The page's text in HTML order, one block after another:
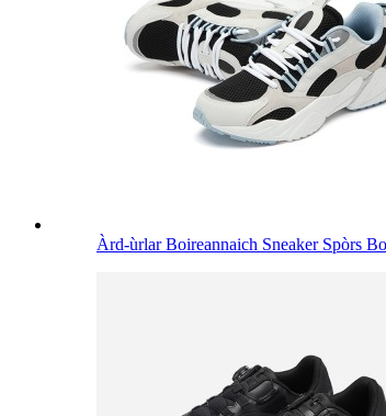
Àrd-ùrlar Boireannaich Sneaker Spòrs